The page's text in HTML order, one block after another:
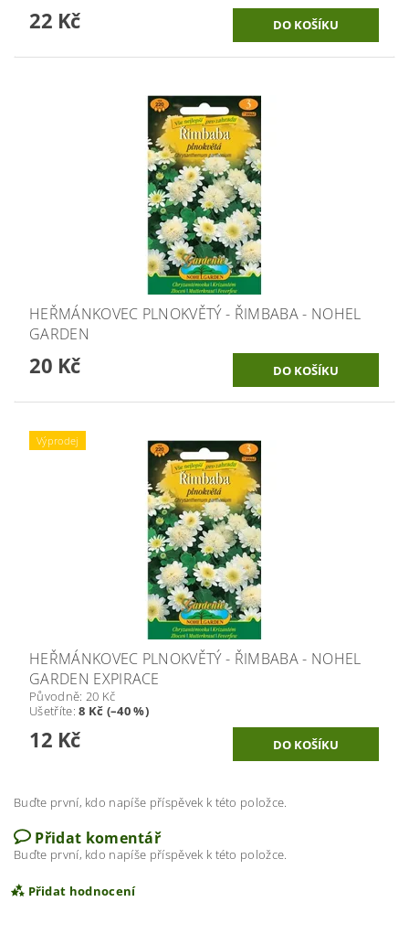
22 Kč
HEŘMÁNKOVEC PLNOKVĚTÝ - ŘIMBABA - NOHEL
GARDEN
20 Kč
Výprodej
HEŘMÁNKOVEC PLNOKVĚTÝ - ŘIMBABA - NOHEL
GARDEN EXPIRACE
Původně: 20 Kč
Ušetříte:8 Kč (–40 %)
12 Kč
Buďte první, kdo napíše příspěvek k této položce.
Přidat komentář
Buďte první, kdo napíše příspěvek k této položce.
Přidat hodnocení